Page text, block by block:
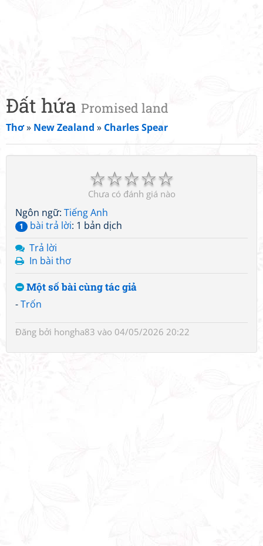
Đất hứa Promised land
Thơ» New Zealand » Charles Spear
☆
☆
☆
☆
☆
Chưa có đánh giá nào
Ngôn ngữ: Tiếng Anh
1 bài trả lời: 1 bản dịch
Trả lời
In bài thơ
Một số bài cùng tác giả
-Trốn
Đăng bởi hongha83 vào 04/05/2026 20:22